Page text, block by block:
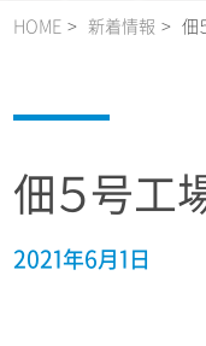
HOME 新着情報 佃
佃５号
2021年6月1日